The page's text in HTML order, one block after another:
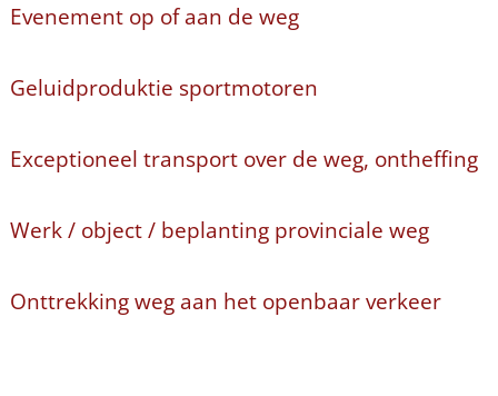
Evenement op of aan de weg
Geluidproduktie sportmotoren
Exceptioneel transport over de weg, ontheffing
Werk / object / beplanting provinciale weg
Onttrekking weg aan het openbaar verkeer